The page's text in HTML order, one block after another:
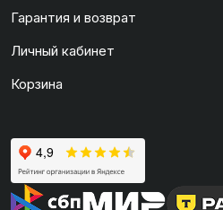
Гарантия и возврат
Личный кабинет
Корзина